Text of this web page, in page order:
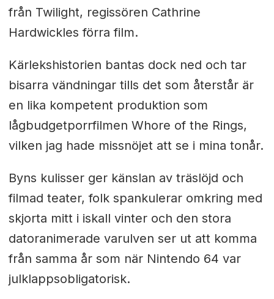
från Twilight, regissören Cathrine
Hardwickles förra film.
Kärlekshistorien bantas dock ned och tar
bisarra vändningar tills det som återstår är
en lika kompetent produktion som
lågbudgetporrfilmen Whore of the Rings,
vilken jag hade missnöjet att se i mina tonår.
Byns kulisser ger känslan av träslöjd och
filmad teater, folk spankulerar omkring med
skjorta mitt i iskall vinter och den stora
datoranimerade varulven ser ut att komma
från samma år som när Nintendo 64 var
julklappsobligatorisk.